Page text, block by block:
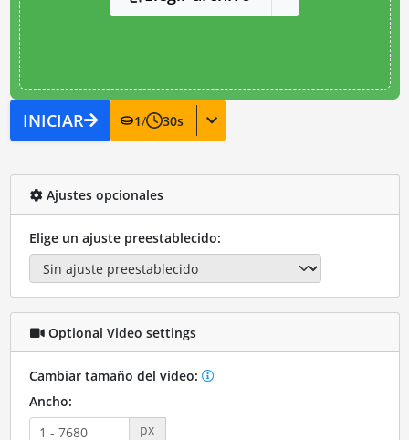
INICIAR 1/ 30s
Ajustes opcionales
Elige un ajuste preestablecido:
Optional Video settings
Cambiar tamaño del video:
Ancho:
px